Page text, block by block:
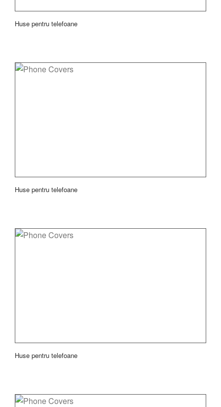
Huse pentru telefoane
Huse pentru telefoane
Huse pentru telefoane